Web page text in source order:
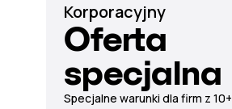
Korporacyjny
Oferta
specjalna
Specjalne warunki dla firm z 10+